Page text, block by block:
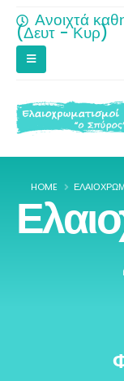
Ανοιχτά
(Δευτ - Κυρ)
HOME